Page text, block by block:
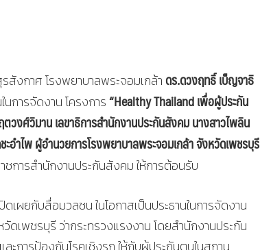
งกาศ โรงพยาบาลพระจอมเกล้าดร.ดวงฤทธิ์ เบ็ญจาธิ
นการจัดงาน โครงการ“Healthy Thailand เพื่อผู้ประกัน
งศ์วิมาน เลขาธิการสํานักงานประกันสังคม นางสาวไพลิน
าไพ ผู้อํานวยการโรงพยาบาลพระจอมเกล้า จังหวัดเพชรบุรี
ชการสํานักงานประกันสังคม ให้การต้อนรับ
ดเผยกับสื่อมวลชน ในโอกาสเป็นประธานในการจัดงาน
เพชรบุรี ว่ากระทรวงแรงงาน โดยสํานักงานประกัน
การป้องกันโรคเชิงรุก ให้กับผู้ประกันตนในสถาน